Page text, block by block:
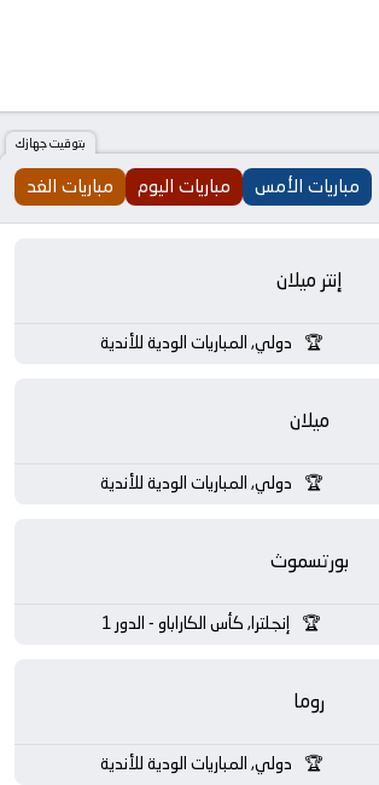
بتوقيت جهازك
مباريات الأمس مباريات اليوم مباريات الغد
إنتر ميلان
دولي, المباريات الودية للأندية
ميلان
دولي, المباريات الودية للأندية
بورتسموث
إنجلترا, كأس الكاراباو - الدور 1
روما
دولي, المباريات الودية للأندية